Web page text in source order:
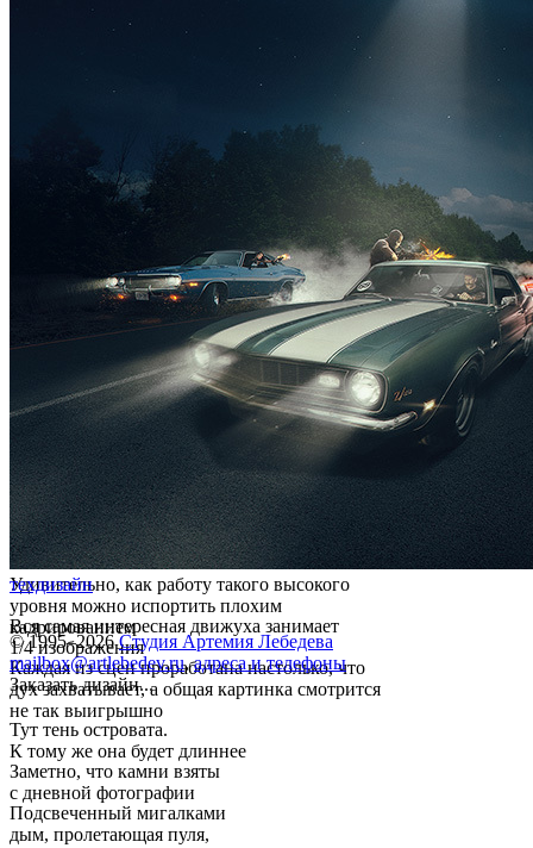
Удивительно, как работу такого высокого
уровня можно испортить плохим
кадрированием
Вся самая интересная движуха занимает
1/4 изображения
Каждая из сцен проработана настолько, что
дух захватывает, а общая картинка смотрится
не так выигрышно
Тут тень островата.
К тому же она будет длиннее
Заметно, что камни взяты
с дневной фотографии
Подсвеченный мигалками
дым, пролетающая пуля,
техдизайн
© 1995–2026 Студия Артемия Лебедева
mailbox@artlebedev.ru, адреса и телефоны
Заказать дизайн...